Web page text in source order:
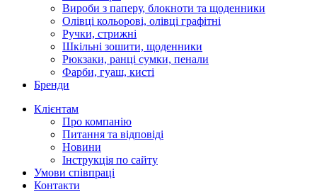
Вироби з паперу, блокноти та щоденники
Олівці кольорові, олівці графітні
Ручки, стрижні
Шкільні зошити, щоденники
Рюкзаки, ранці сумки, пенали
Фарби, гуаш, кисті
Бренди
Клієнтам
Про компанію
Питання та відповіді
Новини
Інструкція по сайту
Умови співпраці
Контакти